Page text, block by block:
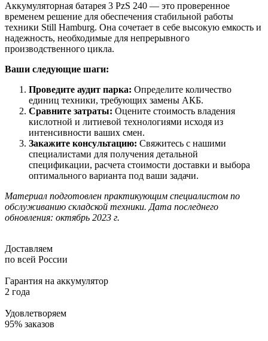
Аккумуляторная батарея 3 PzS 240 — это проверенное
временем решение для обеспечения стабильной работы
техники Still Hamburg. Она сочетает в себе высокую емкость и
надежность, необходимые для непрерывного
производственного цикла.
Ваши следующие шаги:
Проведите аудит парка: Определите количество
единиц техники, требующих замены АКБ.
Сравните затраты: Оцените стоимость владения
кислотной и литиевой технологиями исходя из
интенсивности ваших смен.
Закажите консультацию: Свяжитесь с нашими
специалистами для получения детальной
спецификации, расчета стоимости доставки и выбора
оптимального варианта под ваши задачи.
Материал подготовлен практикующим специалистом по
обслуживанию складской техники. Дата последнего
обновления: октябрь 2023 г.
Доставляем
по всей России
Гарантия на аккумулятор
2 года
Удовлетворяем
95% заказов